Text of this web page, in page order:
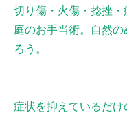
切り傷・火傷・捻挫
庭のお手当術。自然
ろう。
症状を抑えているだ